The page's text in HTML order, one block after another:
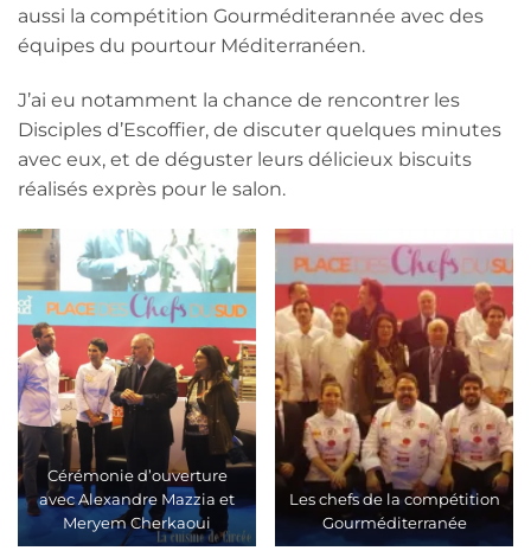
aussi la compétition Gourméditerannée avec des
équipes du pourtour Méditerranéen.
J’ai eu notamment la chance de rencontrer les
Disciples d’Escoffier, de discuter quelques minutes
avec eux, et de déguster leurs délicieux biscuits
réalisés exprès pour le salon.
Cérémonie d’ouverture
avec Alexandre Mazzia et
Meryem Cherkaoui
Les chefs de la compétition
Gourméditerranée